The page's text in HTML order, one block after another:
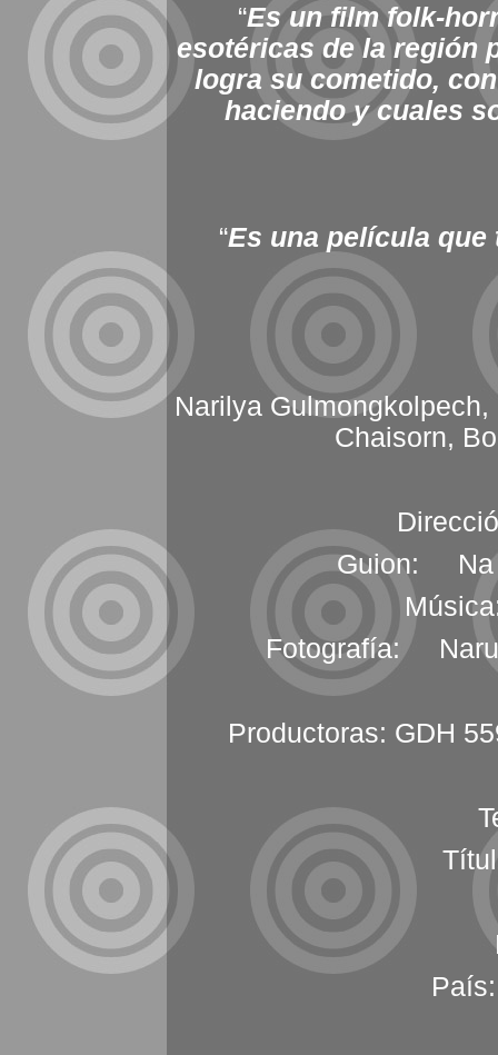
“Es un film folk-
esotéricas de la región
logra su cometido,
haciendo y cuales
“Es una película
Narilya
Chaisorn,
Guion: Na
Fotografía:
Productoras: GDH